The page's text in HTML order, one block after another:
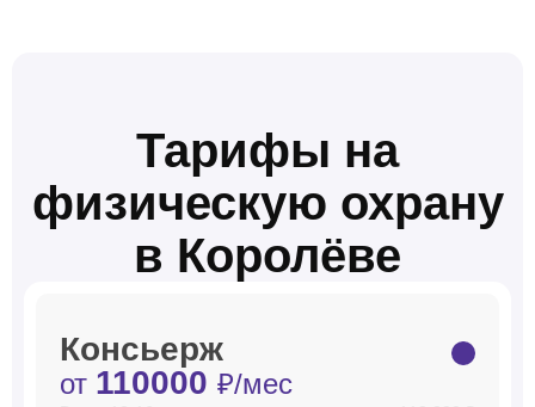
Тарифы на
физическую охрану
в Королёве
Консьерж
от 110000 ₽/мес